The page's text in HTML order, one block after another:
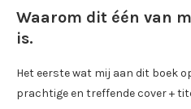
Waarom dit één van
is.
Het eerste wat mij aan dit boek
prachtige en treffende cover +